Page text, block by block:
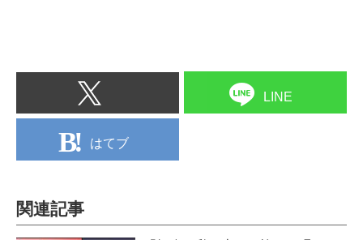
LINE
はてブ
関連記事